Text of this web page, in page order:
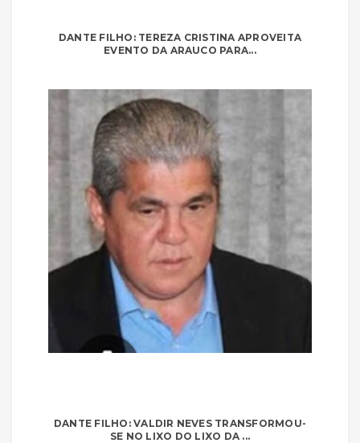
DANTE FILHO: TEREZA CRISTINA APROVEITA
EVENTO DA ARAUCO PARA...
DANTE FILHO: VALDIR NEVES TRANSFORMOU-
SE NO LIXO DO LIXO DA ...